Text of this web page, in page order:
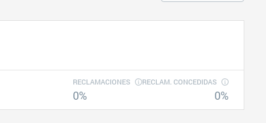
RECLAMACIONES
0%
RECLAM. CONCEDIDAS
0%